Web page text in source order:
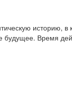
историю, в
Время